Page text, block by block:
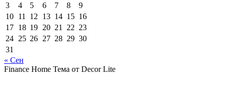
3
4 5 6 7 8
9
10 11 12 13 14 15 16
17 18 19 20 21 22 23
24 25 26 27 28 29 30
31
« Сен
Finance Home Тема от Decor Lite